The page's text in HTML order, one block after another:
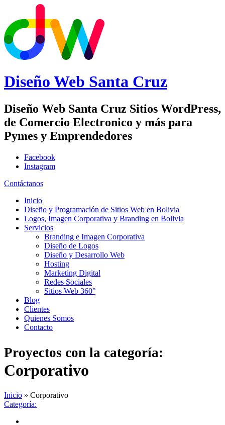
Diseño Web Santa Cruz
Diseño Web Santa Cruz Sitios WordPress,
de Comercio Electronico y más para
Pymes y Emprendedores
Facebook
Instagram
Contáctanos
Inicio
Diseño y Programación de Sitios Web en Bolivia
Logos, Imagen Corporativa y Branding en Bolivia
Servicios
Branding e Imagen Corporativa
Diseño de Logos
Diseño y Desarrollo Web
Hosting
Marketing Digital
Redes Sociales
Sitios Web 360°
Blog
Clientes
Quienes Somos
Contacto
Proyectos con la categoría:
Corporativo
Inicio » Corporativo
Categoría: